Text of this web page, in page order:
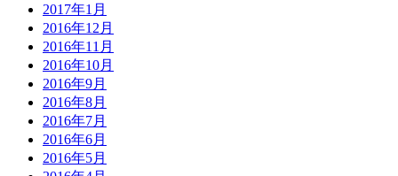
2017年1月
2016年12月
2016年11月
2016年10月
2016年9月
2016年8月
2016年7月
2016年6月
2016年5月